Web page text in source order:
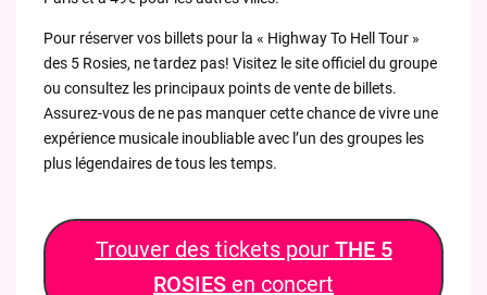
Pour réserver vos billets pour la « Highway To Hell Tour »
des 5 Rosies, ne tardez pas! Visitez le site officiel du groupe
ou consultez les principaux points de vente de billets.
Assurez-vous de ne pas manquer cette chance de vivre une
expérience musicale inoubliable avec l’un des groupes les
plus légendaires de tous les temps.
Trouver des tickets pour THE 5
ROSIES en concert